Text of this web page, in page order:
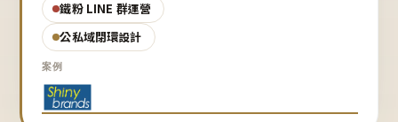
鐵粉 LINE 群運營
公私域閉環設計
案例